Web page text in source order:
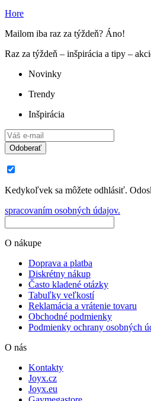
Hore
Mailom iba raz za týždeň? Áno!
Raz za týždeň – inšpirácia a tipy –
Novinky
Trendy
Inšpirácia
Odoberať
Kedykoľvek sa môžete odhlásiť.
spracovaním osobných údajov.
O nákupe
Doprava a platba
Diskrétny nákup
Často kladené otázky
Tabuľky veľkostí
Reklamácia a vrátenie tovaru
Obchodné podmienky
Podmienky ochrany osobných
O nás
Kontakty
Joyx.cz
Joyx.eu